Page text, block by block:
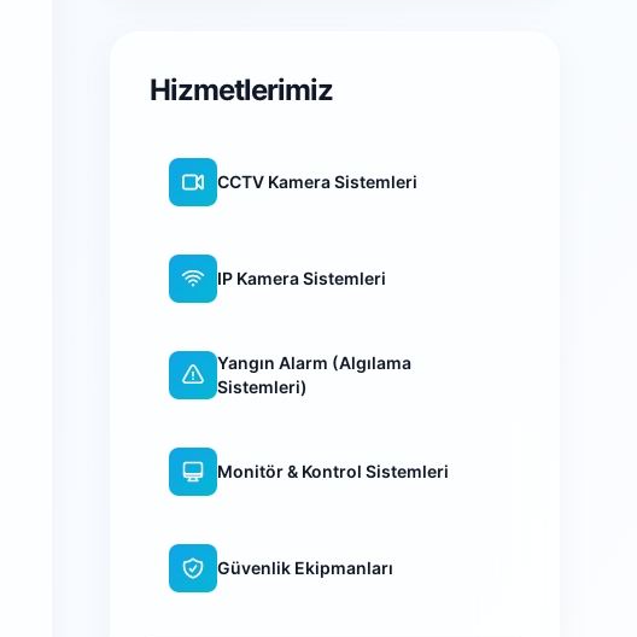
Hizmetlerimiz
CCTV Kamera Sistemleri
IP Kamera Sistemleri
Yangın Alarm (Algılama
Sistemleri)
Monitör & Kontrol Sistemleri
Güvenlik Ekipmanları